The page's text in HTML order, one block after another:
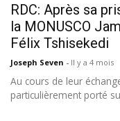
RDC: Après sa
la MONUSCO
Félix Tshisekedi
Joseph Seven - Il y a 4 mois
‎Au cours de leur
particulièrement porté